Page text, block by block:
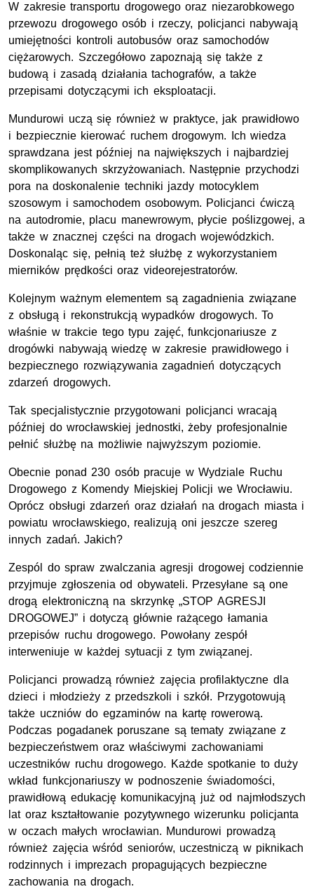
W zakresie transportu drogowego oraz niezarobkowego
przewozu drogowego osób i rzeczy, policjanci nabywają
umiejętności kontroli autobusów oraz samochodów
ciężarowych. Szczegółowo zapoznają się także z
budową i zasadą działania tachografów, a także
przepisami dotyczącymi ich eksploatacji.
Mundurowi uczą się również w praktyce, jak prawidłowo
i bezpiecznie kierować ruchem drogowym. Ich wiedza
sprawdzana jest później na największych i najbardziej
skomplikowanych skrzyżowaniach. Następnie przychodzi
pora na doskonalenie techniki jazdy motocyklem
szosowym i samochodem osobowym. Policjanci ćwiczą
na autodromie, placu manewrowym, płycie poślizgowej, a
także w znacznej części na drogach wojewódzkich.
Doskonaląc się, pełnią też służbę z wykorzystaniem
mierników prędkości oraz videorejestratorów.
Kolejnym ważnym elementem są zagadnienia związane
z obsługą i rekonstrukcją wypadków drogowych. To
właśnie w trakcie tego typu zajęć, funkcjonariusze z
drogówki nabywają wiedzę w zakresie prawidłowego i
bezpiecznego rozwiązywania zagadnień dotyczących
zdarzeń drogowych.
Tak specjalistycznie przygotowani policjanci wracają
później do wrocławskiej jednostki, żeby profesjonalnie
pełnić służbę na możliwie najwyższym poziomie.
Obecnie ponad 230 osób pracuje w Wydziale Ruchu
Drogowego z Komendy Miejskiej Policji we Wrocławiu.
Oprócz obsługi zdarzeń oraz działań na drogach miasta i
powiatu wrocławskiego, realizują oni jeszcze szereg
innych zadań. Jakich?
Zespól do spraw zwalczania agresji drogowej codziennie
przyjmuje zgłoszenia od obywateli. Przesyłane są one
drogą elektroniczną na skrzynkę „STOP AGRESJI
DROGOWEJ” i dotyczą głównie rażącego łamania
przepisów ruchu drogowego. Powołany zespół
interweniuje w każdej sytuacji z tym związanej.
Policjanci prowadzą również zajęcia profilaktyczne dla
dzieci i młodzieży z przedszkoli i szkół. Przygotowują
także uczniów do egzaminów na kartę rowerową.
Podczas pogadanek poruszane są tematy związane z
bezpieczeństwem oraz właściwymi zachowaniami
uczestników ruchu drogowego. Każde spotkanie to duży
wkład funkcjonariuszy w podnoszenie świadomości,
prawidłową edukację komunikacyjną już od najmłodszych
lat oraz kształtowanie pozytywnego wizerunku policjanta
w oczach małych wrocławian. Mundurowi prowadzą
również zajęcia wśród seniorów, uczestniczą w piknikach
rodzinnych i imprezach propagujących bezpieczne
zachowania na drogach.